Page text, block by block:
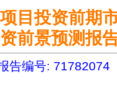
目投资前期
前景预测报
告编号: 71782074